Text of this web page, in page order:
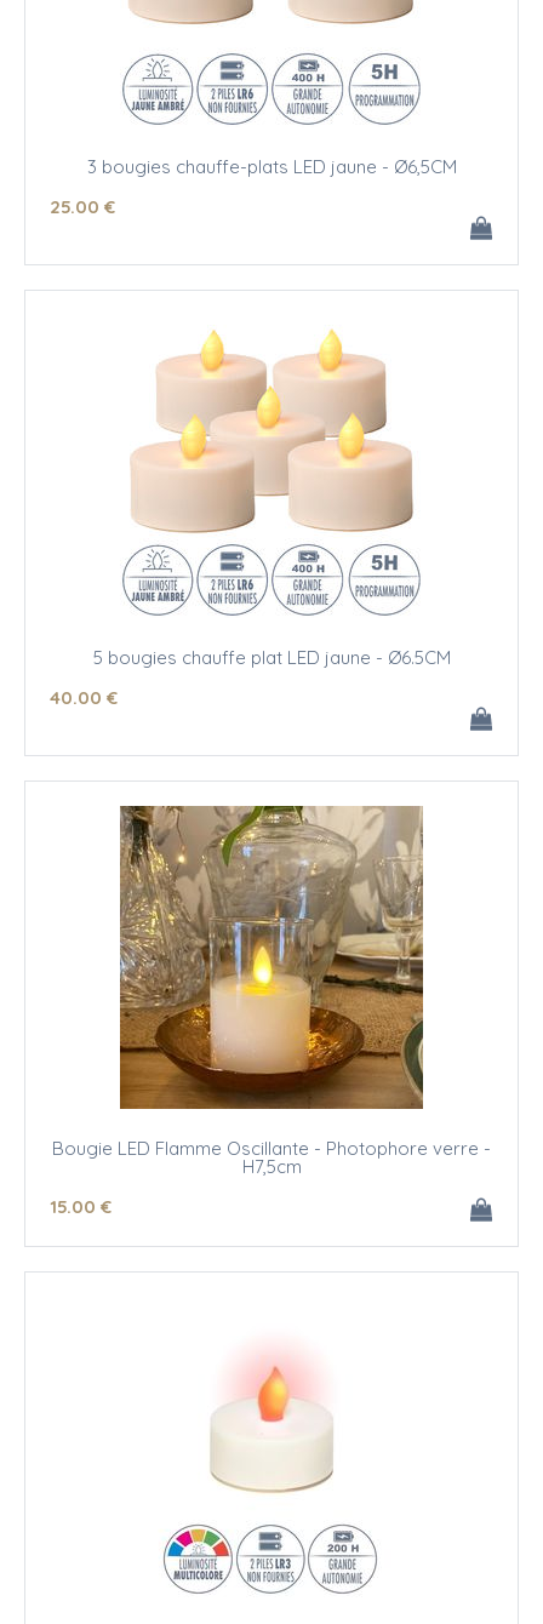
3 bougies chauffe-plats LED jaune - Ø6,5CM
25.00 €
5 bougies chauffe plat LED jaune - Ø6.5CM
40.00 €
Bougie LED Flamme Oscillante - Photophore verre -
H7,5cm
15.00 €